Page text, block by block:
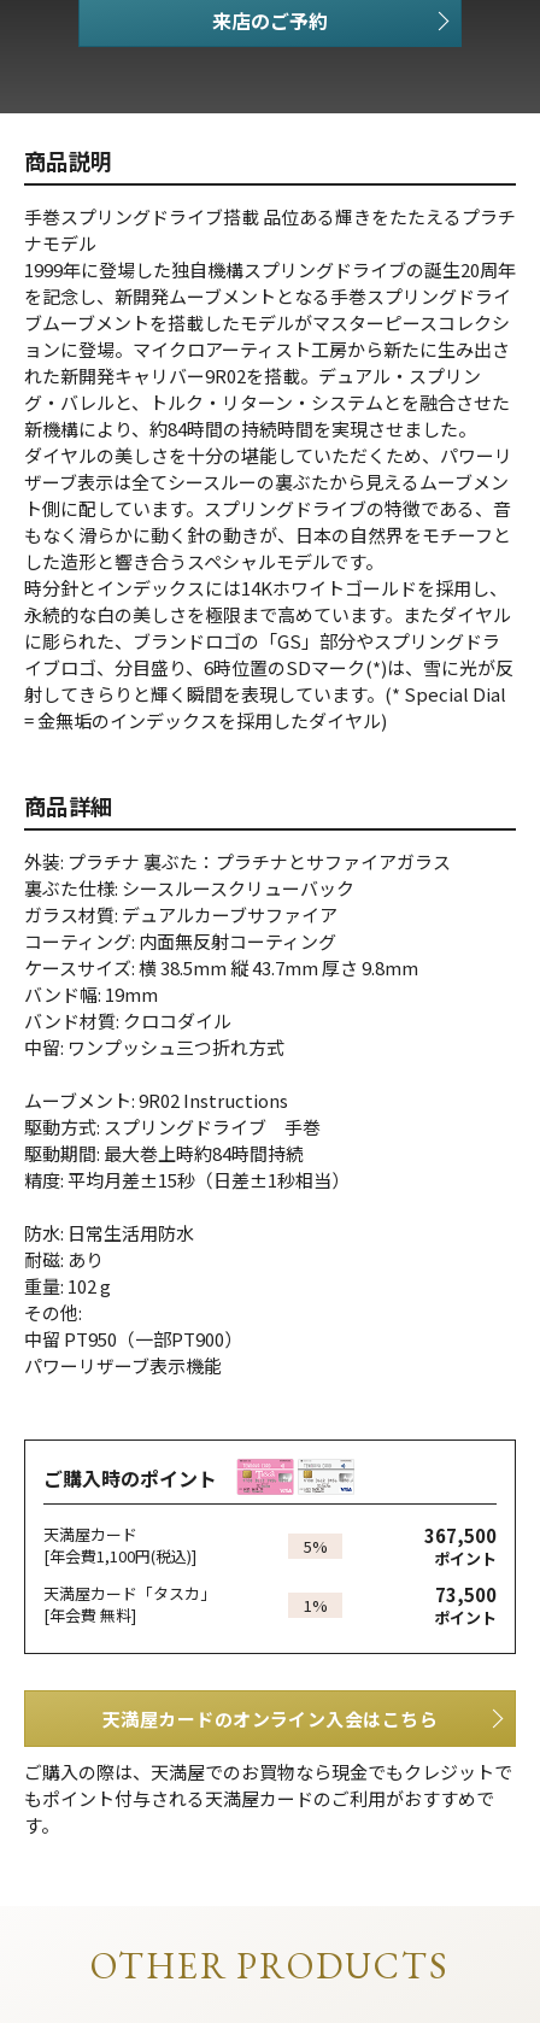
商品説明
手巻スプリングドライブ搭載 品位ある輝きをたたえるプラチ
ナモデル
1999年に登場した独自機構スプリングドライブの誕生20周年
を記念し、新開発ムーブメントとなる手巻スプリングドライ
ブムーブメントを搭載したモデルがマスターピースコレクシ
ョンに登場。マイクロアーティスト工房から新たに生み出さ
れた新開発キャリバー9R02を搭載。デュアル・スプリン
グ・バレルと、トルク・リターン・システムとを融合させた
新機構により、約84時間の持続時間を実現させました。
ダイヤルの美しさを十分の堪能していただくため、パワーリ
ザーブ表示は全てシースルーの裏ぶたから見えるムーブメン
ト側に配しています。スプリングドライブの特徴である、音
もなく滑らかに動く針の動きが、日本の自然界をモチーフと
した造形と響き合うスペシャルモデルです。
時分針とインデックスには14Kホワイトゴールドを採用し、
永続的な白の美しさを極限まで高めています。またダイヤル
に彫られた、ブランドロゴの「GS」部分やスプリングドラ
イブロゴ、分目盛り、6時位置のSDマーク(*)は、雪に光が反
射してきらりと輝く瞬間を表現しています。(* Special Dial
= 金無垢のインデックスを採用したダイヤル)
商品詳細
外装: プラチナ 裏ぶた：プラチナとサファイアガラス
裏ぶた仕様: シースルースクリューバック
ガラス材質: デュアルカーブサファイア
コーティング: 内面無反射コーティング
ケースサイズ: 横 38.5mm 縦 43.7mm 厚さ 9.8mm
バンド幅: 19mm
バンド材質: クロコダイル
中留: ワンプッシュ三つ折れ方式
ムーブメント: 9R02 Instructions
駆動方式: スプリングドライブ 手巻
駆動期間: 最大巻上時約84時間持続
精度: 平均月差±15秒（日差±1秒相当）
防水: 日常生活用防水
耐磁: あり
重量: 102 g
その他:
中留 PT950（一部PT900）
パワーリザーブ表示機能
ご購入時のポイント
天満屋カード
[年会費1,100円(税込)]
5% 367,500
ポイント
天満屋カード「タスカ」
[年会費 無料]
1% 73,500
ポイント
天満屋カードのオンライン入会はこちら
ご購入の際は、天満屋でのお買物なら現金でもクレジットで
もポイント付与される天満屋カードのご利用がおすすめで
す。
OTHER PRODUCTS